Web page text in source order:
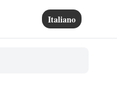
Italiano